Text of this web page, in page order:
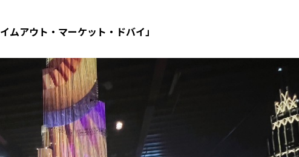
ムアウト・マーケット・ドバイ」